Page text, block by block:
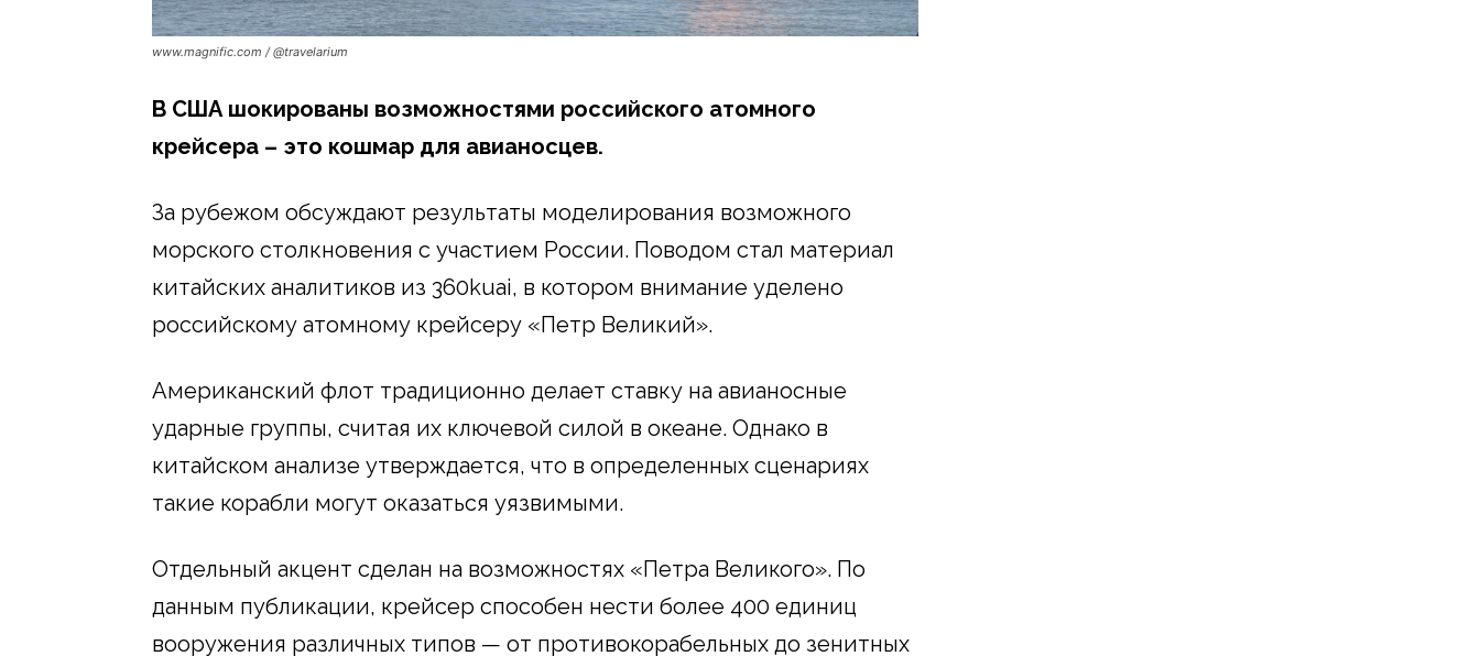
www.magnific.com / @travelarium
В США шокированы возможностями российского атомного
крейсера – это кошмар для авианосцев.
За рубежом обсуждают результаты моделирования возможного
морского столкновения с участием России. Поводом стал материал
китайских аналитиков из 360kuai, в котором внимание уделено
российскому атомному крейсеру «Петр Великий».
Американский флот традиционно делает ставку на авианосные
ударные группы, считая их ключевой силой в океане. Однако в
китайском анализе утверждается, что в определенных сценариях
такие корабли могут оказаться уязвимыми.
Отдельный акцент сделан на возможностях «Петра Великого». По
данным публикации, крейсер способен нести более 400 единиц
вооружения различных типов — от противокорабельных до зенитных